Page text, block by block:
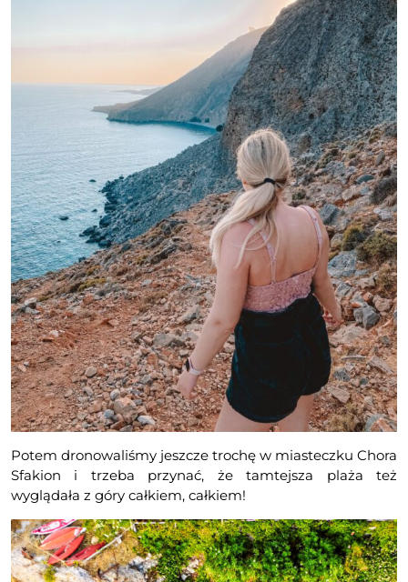
Potem dronowaliśmy jeszcze trochę w miasteczku Chora
Sfakion i trzeba przynać, że tamtejsza plaża też
wyglądała z góry całkiem, całkiem!